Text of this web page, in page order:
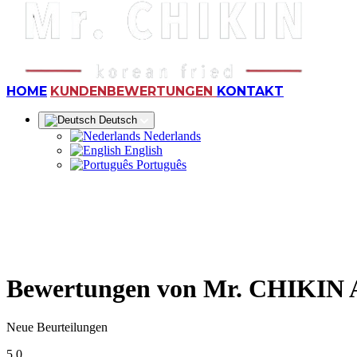
HOME KUNDENBEWERTUNGEN (AKTUELL)
KONTAKT
Deutsch
Nederlands
English
Português
Bewertungen von Mr. CHIKIN
Neue Beurteilungen